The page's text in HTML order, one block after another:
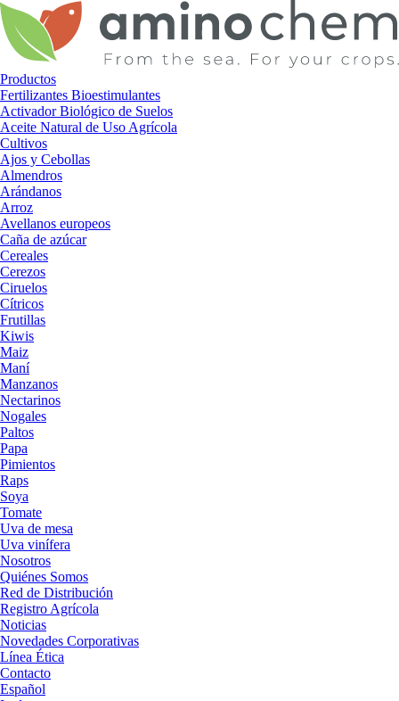
Ir
al
contenido
Productos
Fertilizantes Bioestimulantes
Activador Biológico de Suelos
Aceite Natural de Uso Agrícola
Cultivos
Ajos y Cebollas
Almendros
Arándanos
Arroz
Avellanos europeos
Caña de azúcar
Cereales
Cerezos
Ciruelos
Cítricos
Frutillas
Kiwis
Maiz
Maní
Manzanos
Nectarinos
Nogales
Paltos
Papa
Pimientos
Raps
Soya
Tomate
Uva de mesa
Uva vinífera
Nosotros
Quiénes Somos
Red de Distribución
Registro Agrícola
Noticias
Novedades Corporativas
Línea Ética
Contacto
Español